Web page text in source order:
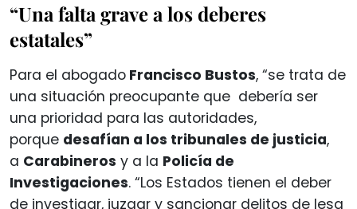
“Una falta grave a los deberes
estatales”
Para el abogado Francisco Bustos, “se trata de
una situación preocupante que debería ser
una prioridad para las autoridades,
porque desafían a los tribunales de justicia,
a Carabineros y a la Policía de
Investigaciones. “Los Estados tienen el deber
de investigar, juzgar y sancionar delitos de lesa